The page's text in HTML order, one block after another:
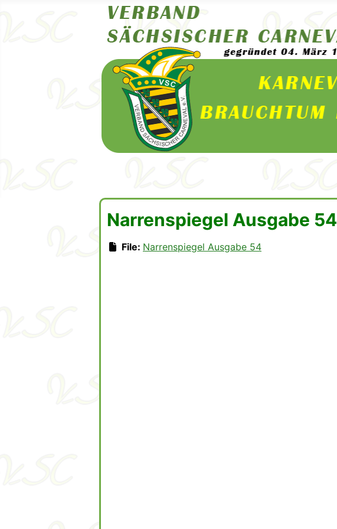
Narrenspiegel Ausgabe 54
File: Narrenspiegel Ausgabe 54